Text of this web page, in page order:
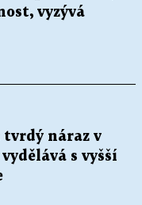
vyzývá
tvrdý náraz v
s vyšší